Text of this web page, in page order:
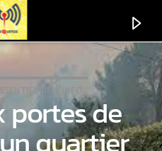
DE-L'INFO
portes de
quartier